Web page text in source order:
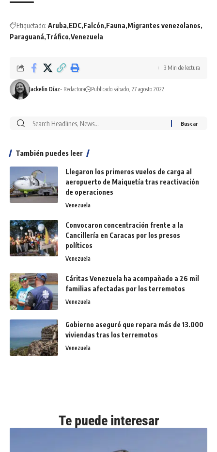
Etiquetado: Aruba EDC Falcón Fauna Migrantes venezolanos
Paraguaná Tráfico Venezuela
Jackelin Díaz- Redactora Publicado sábado, 27 agosto 2022
3 Min de lectura
También puedes leer
Llegaron los primeros vuelos de carga al
aeropuerto de Maiquetía tras reactivación
de operaciones
Venezuela
Convocaron concentración frente a la
Cancillería en Caracas por los presos
políticos
Venezuela
Cáritas Venezuela ha acompañado a 26 mil
familias afectadas por los terremotos
Venezuela
Gobierno aseguró que repara más de 13.000
viviendas tras los terremotos
Venezuela
Te puede interesar